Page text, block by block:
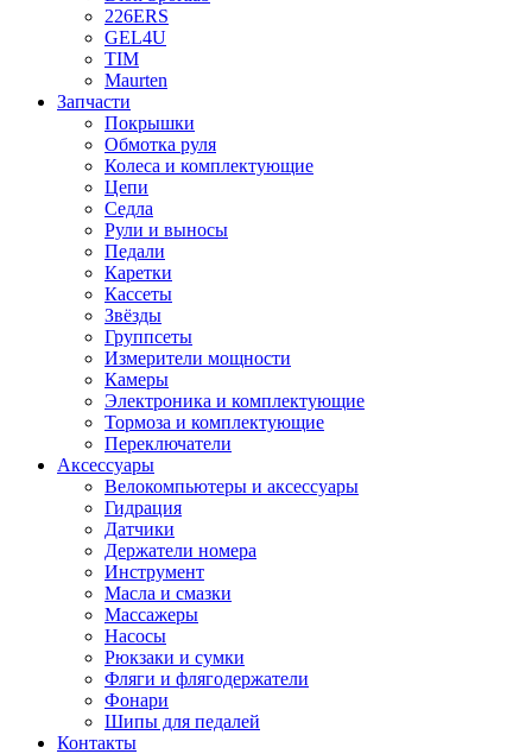
226ERS
GEL4U
TIM
Maurten
Запчасти
Покрышки
Обмотка руля
Колеса и комплектующие
Цепи
Седла
Рули и выносы
Педали
Каретки
Кассеты
Звёзды
Группсеты
Измерители мощности
Камеры
Электроника и комплектующие
Тормоза и комплектующие
Переключатели
Аксессуары
Велокомпьютеры и аксессуары
Гидрация
Датчики
Держатели номера
Инструмент
Масла и смазки
Массажеры
Насосы
Рюкзаки и сумки
Фляги и флягодержатели
Фонари
Шипы для педалей
Контакты